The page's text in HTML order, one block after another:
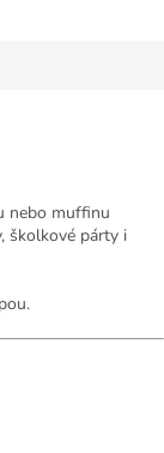
nebo muffinu
školkové párty i